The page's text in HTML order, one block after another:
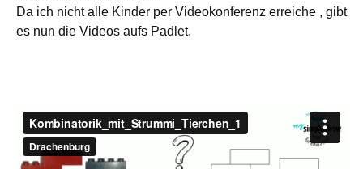
Da ich nicht alle Kinder per Videokonferenz erreiche , gibt
es nun die Videos aufs Padlet.